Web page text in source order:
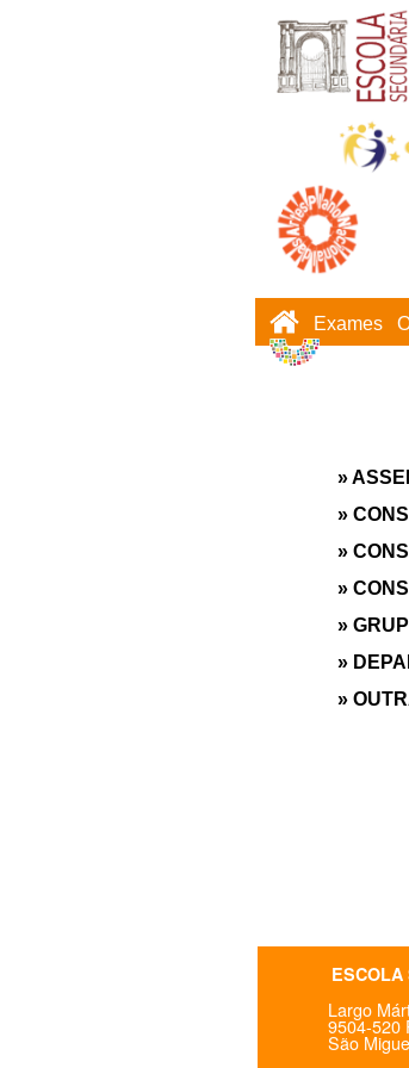
Exames
»
»
»
»
»
»
»
ESCOLA
Largo
9504-520
São